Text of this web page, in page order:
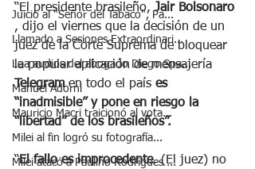
Juicio al "Señor del Tabaco", Pa...
Llamado a Sesiones Extraordinari...
Loa audios del abogado Diego Spa...
Manuel Adorni
Mauricio Macri traicionó al vota...
Milei al fin logró su fotografía...
Milei atacó a Paulino Rodrigues ...
“El presidente brasileño, Jair Bolsonaro
, dijo el viernes que la decisión de un
juez de la Corte Suprema de bloquear
la popular aplicación de mensajería
Telegram en todo el país es
“inadmisible” y pone en riesgo la
“libertad” de los brasileños”.
“El fallo es improcedente. (El juez) no